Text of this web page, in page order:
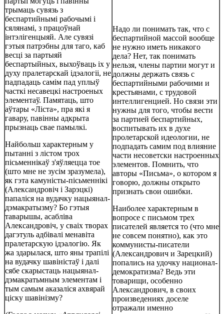
трымаць сувязь з
беспартийнымі рабочымі і
сялянамі, з працоўнай
інтэлігенцыяй. Але сувязі
гэтыя патрэбны для таго, каб
весці за партыяй
беспартыйных, выхоўваць іх у
духу пралетарскай ідэалогіі, не
падпадаць самім пад уплыў
часткі несавецкі настроеных
элементаў. Памятаць, што
аўтары «Ліста», пра які я
гавару, павінны адкрыта
прызнаць свае памылкі.
Найбольш характерным у
пытанні з лістом трох
пісьменнікаў з'яўляецца тое
(што мне не зусім зразумела),
як гэта камуністы-пісьменнікі
(Александровіч і Зарэцкі)
папаліся на вудачку нацыянал-
дэмакратызму? Бо гэтыя
таварышы, асабліва
Александровіч, у сваіх творах
дагэтуль адбівалі менавіта
пралетарскую ідэалогію. Як
жа здарылася, што яны трапілі
на вудачку шавіністаў і далі
сябе скарыстаць нацыянал-
дэмакратьмным элементам і
тым самым аказаліся ахвярай
ціску шавінізму?
Надо ли понимать так, что с
беспартийной массой вообще
не нужно иметь никакого
дела? Нет, так понимать
нельзя, члены партии могут и
должны держать связь с
беспартийными рабочими и
крестьянами, с трудовой
интеллигенцией. Но связи эти
нужны для того, чтобы вести
за партией беспартийных,
воспитывать их в духе
пролетарской идеологии, не
подпадать самим под влияние
части несоветски настроенных
элементов. Помнить, что
авторы «Письма», о котором я
говорю, должны открыто
признать свои ошибки.
Наиболее характерным в
вопросе с письмом трех
писателей является то (что мне
не совсем понятно), как это
коммунисты-писатели
(Александрович и Зарецкий)
попались на удочку национал-
демократизма? Ведь эти
товарищи, особенно
Александрович, в своих
произведениях доселе
отражали именно